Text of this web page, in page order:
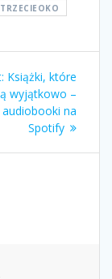
Next
post:
Książki, które
wyjątkowo –
na
Spotify